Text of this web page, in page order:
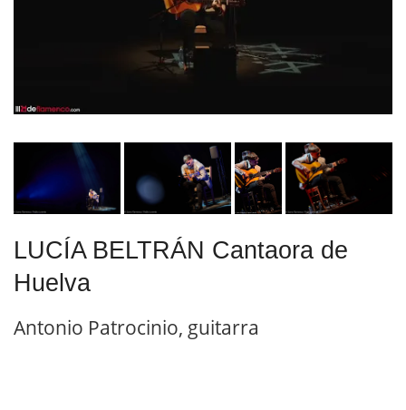
LUCÍA BELTRÁN Cantaora de
Huelva
Antonio Patrocinio, guitarra